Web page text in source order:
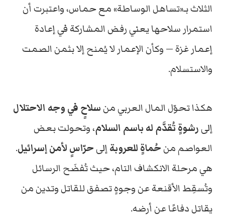
الثلاث بـ«تساهل الوساطة» مع حماس، واعتبرت أن
استمرار سلاحها يعني رفض المشاركة في إعادة
إعمار غزة — وكأن الإعمار لا يُمنح إلا بثمن الصمت
والاستسلام.
هكذا تحوّل المال العربي منسلاحٍ في وجه الاحتلال
إلىرشوةٍ تُقدَّم له باسم السلام، وتحولت بعض
العواصم منحُماةٍ للعروبةإلىحرّاسٍ لأمن إسرائيل.
هي مرحلة الانكشاف التام، حيث تُفضَح الرسائل
وتُسقِط الأقنعة عن وجوهٍ تصفق للقاتل وتدين من
يقاتل دفاعًا عن أرضه.